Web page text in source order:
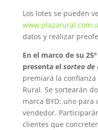
Los lotes se pueden
datos y realizar
En el marco de su
presenta el sorteo de
premiará la
Rural. Se sortearán
marca BYD: uno
vendedor.
clientes que